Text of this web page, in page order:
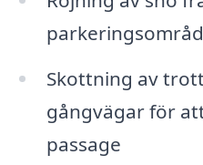
Skottning av
gångvägar för
passage